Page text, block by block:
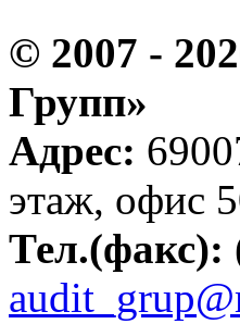
© 2007 -
Групп»
Адрес:
этаж, офис
Тел.(факс):